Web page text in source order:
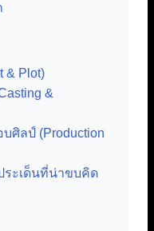
& Plot)
&
ศิลป์ (Production
ระเด็นที่น่าขบคิด